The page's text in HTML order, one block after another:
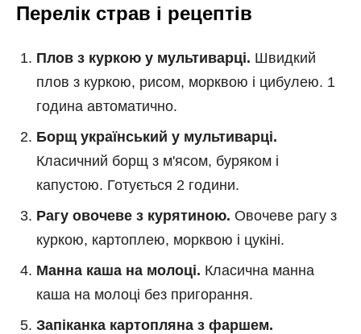
Перелік страв і рецептів
Плов з куркою у мультиварці. Швидкий
плов з куркою, рисом, морквою і цибулею. 1
година автоматично.
Борщ український у мультиварці.
Класичний борщ з м'ясом, буряком і
капустою. Готується 2 години.
Рагу овочеве з курятиною. Овочеве рагу з
куркою, картоплею, морквою і цукіні.
Манна каша на молоці. Класична манна
каша на молоці без пригорання.
Запіканка картопляна з фаршем.